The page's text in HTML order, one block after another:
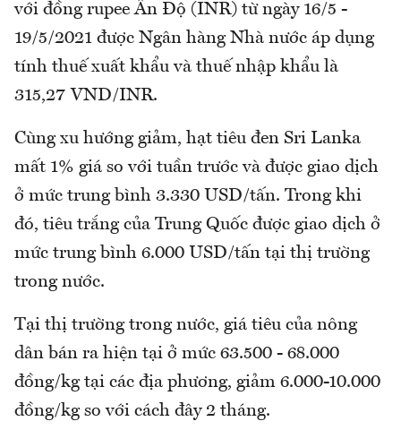
với đồng rupee Ấn Độ (INR) từ ngày 16/5 -
19/5/2021 được Ngân hàng Nhà nước áp dụng
tính thuế xuất khẩu và thuế nhập khẩu là
315,27 VND/INR.
Cùng xu hướng giảm, hạt tiêu đen Sri Lanka
mất 1% giá so với tuần trước và được giao dịch
ở mức trung bình 3.330 USD/tấn. Trong khi
đó, tiêu trắng của Trung Quốc được giao dịch ở
mức trung bình 6.000 USD/tấn tại thị trường
trong nước.
Tại thị trường trong nước, giá tiêu của nông
dân bán ra hiện tại ở mức 63.500 - 68.000
đồng/kg tại các địa phương, giảm 6.000-10.000
đồng/kg so với cách đây 2 tháng.